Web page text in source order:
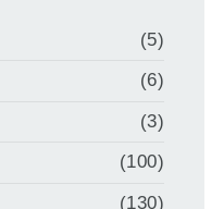
(5)
(6)
(3)
(100)
(130)